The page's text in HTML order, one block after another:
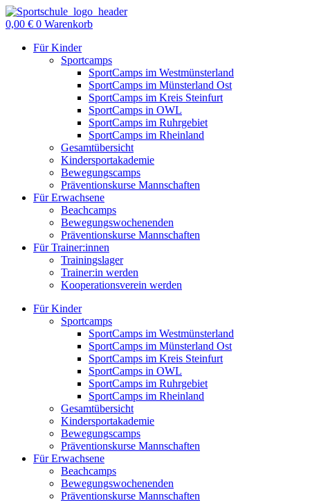
Zum
Inhalt
0,00 € 0 Warenkorb
Für Kinder
Sportcamps
SportCamps im Westmünsterland
SportCamps im Münsterland Ost
SportCamps im Kreis Steinfurt
SportCamps in OWL
SportCamps im Ruhrgebiet
SportCamps im Rheinland
Gesamtübersicht
Kindersportakademie
Bewegungscamps
Präventionskurse Mannschaften
Für Erwachsene
Beachcamps
Bewegungswochenenden
Präventionskurse Mannschaften
Für Trainer:innen
Trainingslager
Trainer:in werden
Kooperationsverein werden
Für Kinder
Sportcamps
SportCamps im Westmünsterland
SportCamps im Münsterland Ost
SportCamps im Kreis Steinfurt
SportCamps in OWL
SportCamps im Ruhrgebiet
SportCamps im Rheinland
Gesamtübersicht
Kindersportakademie
Bewegungscamps
Präventionskurse Mannschaften
Für Erwachsene
Beachcamps
Bewegungswochenenden
Präventionskurse Mannschaften